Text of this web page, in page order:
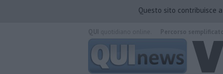
Questo sito contribuisce